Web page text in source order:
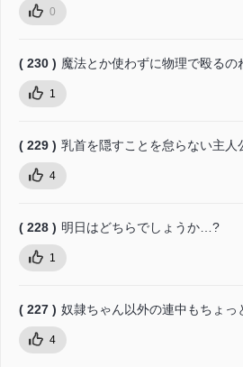
0
( 230 ) 魔法とか使わずに物理で殴るの
1
( 229 ) 乳首を隠すことを怠らない主人
4
( 228 ) 明日はどちらでしょうか…?
1
( 227 ) 奴隷ちゃん以外の連中もちょっ
4